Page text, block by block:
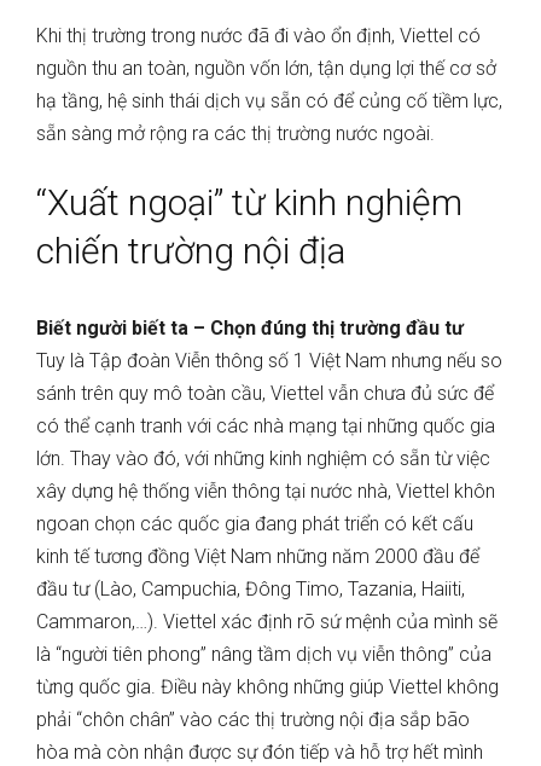
Khi thị trường trong nước đã đi vào ổn định, Viettel có
nguồn thu an toàn, nguồn vốn lớn, tận dụng lợi thế cơ sở
hạ tầng, hệ sinh thái dịch vụ sẵn có để củng cố tiềm lực,
sẵn sàng mở rộng ra các thị trường nước ngoài.
“Xuất ngoại” từ kinh nghiệm
chiến trường nội địa
Biết người biết ta – Chọn đúng thị trường đầu tư
Tuy là Tập đoàn Viễn thông số 1 Việt Nam nhưng nếu so
sánh trên quy mô toàn cầu, Viettel vẫn chưa đủ sức để
có thể cạnh tranh với các nhà mạng tại những quốc gia
lớn. Thay vào đó, với những kinh nghiệm có sẵn từ việc
xây dựng hệ thống viễn thông tại nước nhà, Viettel khôn
ngoan chọn các quốc gia đang phát triển có kết cấu
kinh tế tương đồng Việt Nam những năm 2000 đầu để
đầu tư (Lào, Campuchia, Đông Timo, Tazania, Haiiti,
Cammaron,…). Viettel xác định rõ sứ mệnh của mình sẽ
là “người tiên phong” nâng tầm dịch vụ viễn thông” của
từng quốc gia. Điều này không những giúp Viettel không
phải “chôn chân” vào các thị trường nội địa sắp bão
hòa mà còn nhận được sự đón tiếp và hỗ trợ hết mình